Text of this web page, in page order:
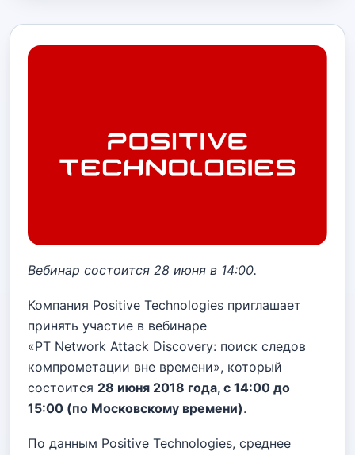
Вебинар состоится 28 июня в 14:00.
Компания Positive Technologies приглашает
принять участие в вебинаре
«PT Network Attack Discovery: поиск следов
компрометации вне времени», который
состоится 28 июня 2018 года, с 14:00 до
15:00 (по Московскому времени).
По данным Positive Technologies, среднее